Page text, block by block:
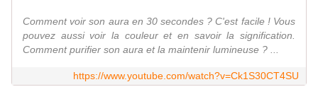
Comment voir son aura en 30 secondes ? C'est facile ! Vous
pouvez aussi voir la couleur et en savoir la signification.
Comment purifier son aura et la maintenir lumineuse ? ...
https://www.youtube.com/watch?v=Ck1S30CT4SU